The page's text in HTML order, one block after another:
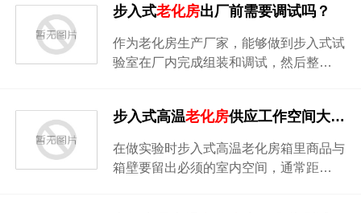
步入式老化房出厂前需要调试吗？
作为老化房生产厂家，能够做到步入式试
验室在厂内完成组装和调试，然后整…
步入式高温老化房供应工作空间大小说明
在做实验时步入式高温老化房箱里商品与
箱壁要留出必须的室内空间，通常距…